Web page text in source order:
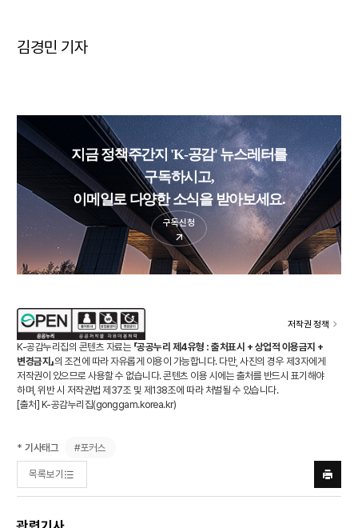
김경민 기자
지금 정책주간지 'K-공감' 뉴스레터를
구독하시고,
이메일로 다양한 소식을 받아보세요.
구독신청
저작권 정책
K-공감누리집의 콘텐츠 자료는 「공공누리 제4유형 : 출처표시 + 상업적 이용금지 +
변경금지」의 조건에 따라 자유롭게 이용이 가능합니다. 다만, 사진의 경우 제3자에게
저작권이 있으므로 사용할 수 없습니다. 콘텐츠 이용 시에는 출처를 반드시 표기해야
하며, 위반 시 저작권법 제37조 및 제138조에 따라 처벌될 수 있습니다.
[출처] K-공감누리집(gonggam.korea.kr)
* 기사태그 #포커스
목록보기
프린트
하기